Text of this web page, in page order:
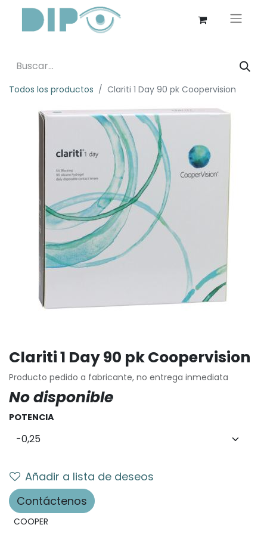
Todos los productos Clariti 1 Day 90 pk Coopervision
Clariti 1 Day 90 pk Coopervision
Producto pedido a fabricante, no entrega inmediata
No disponible
POTENCIA
Añadir a lista de deseos
Contáctenos
COOPER